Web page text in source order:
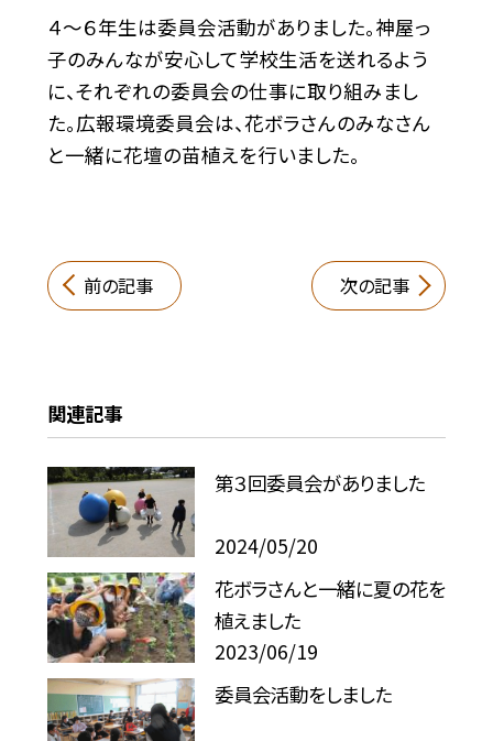
４〜６年生は委員会活動がありました。神屋っ
子のみんなが安心して学校生活を送れるよう
に、それぞれの委員会の仕事に取り組みまし
た。広報環境委員会は、花ボラさんのみなさん
と一緒に花壇の苗植えを行いました。
前の記事 次の記事
関連記事
第３回委員会がありました
2024/05/20
花ボラさんと一緒に夏の花を
植えました
2023/06/19
委員会活動をしました